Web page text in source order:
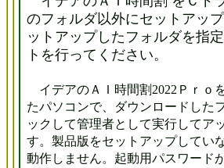
のフォルダ以外にセットアッ
ットアップしたフォルダを指
トを行ってください。
イデアのＡＩ時間割2022Ｐｒｏ
たパソコンで、ダウンロードした
ックして管理者として実行してア
す。製品版をセットアップしてい
動作しません。起動用パスワード